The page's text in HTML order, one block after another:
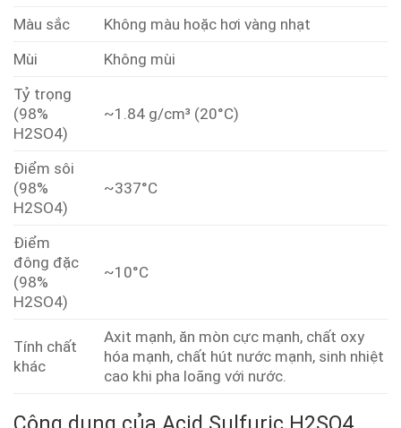
Màu sắc
Không màu hoặc hơi vàng nhạt
Mùi
Không mùi
Tỷ trọng
(98%
H2SO4)
~1.84 g/cm³ (20°C)
Điểm sôi
(98%
H2SO4)
~337°C
Điểm
đông đặc
(98%
H2SO4)
~10°C
Tính chất
khác
Axit mạnh, ăn mòn cực mạnh, chất oxy
hóa mạnh, chất hút nước mạnh, sinh nhiệt
cao khi pha loãng với nước.